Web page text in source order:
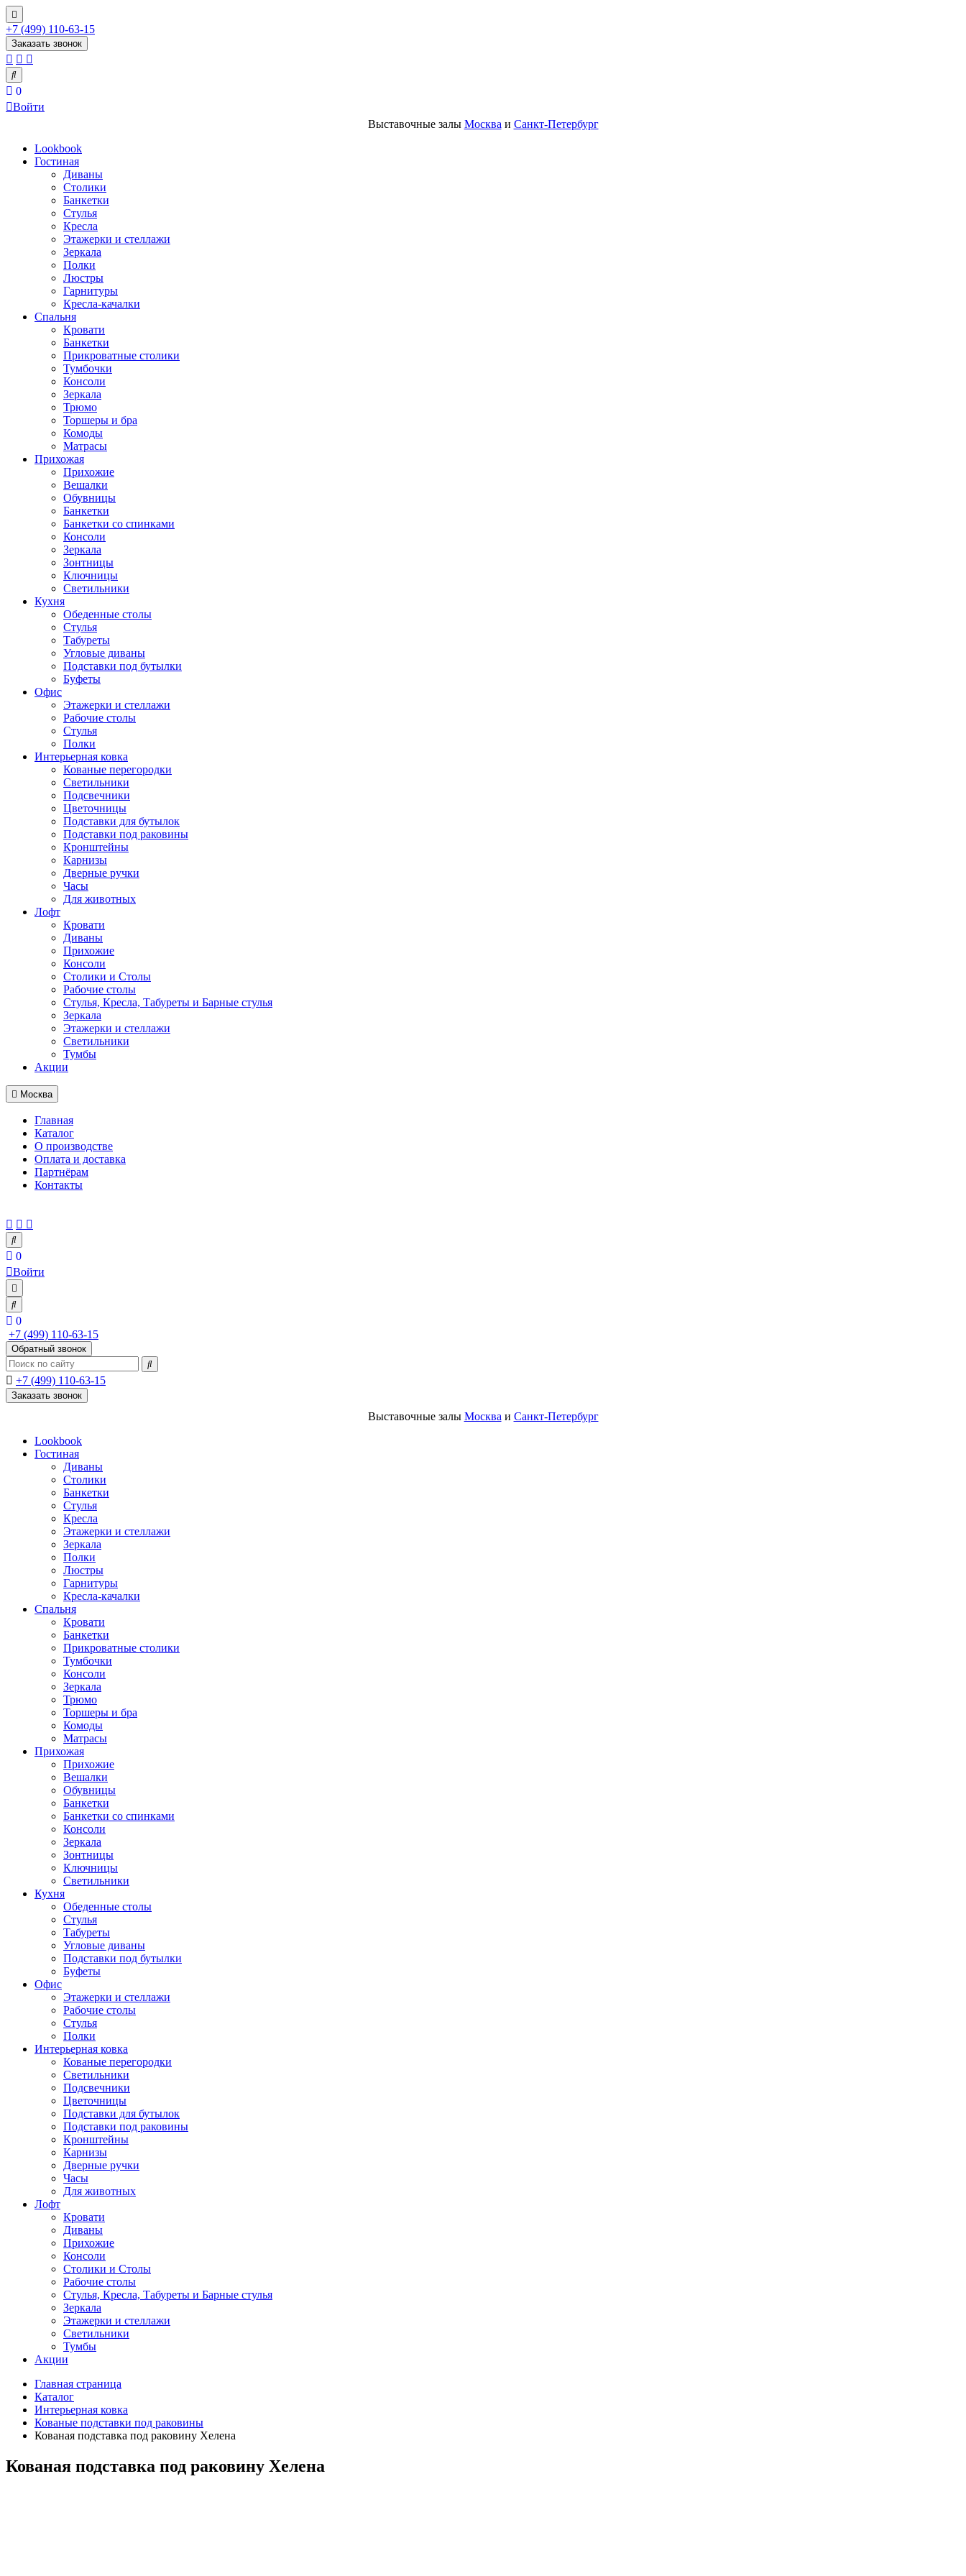
+7 (499) 110-63-15
Заказать звонок
0
Войти
Выставочные залы Москва и Санкт-Петербург
Lookbook
Гостиная
Диваны
Столики
Банкетки
Стулья
Кресла
Этажерки и стеллажи
Зеркала
Полки
Люстры
Гарнитуры
Кресла-качалки
Спальня
Кровати
Банкетки
Прикроватные столики
Тумбочки
Консоли
Зеркала
Трюмо
Торшеры и бра
Комоды
Матрасы
Прихожая
Прихожие
Вешалки
Обувницы
Банкетки
Банкетки со спинками
Консоли
Зеркала
Зонтницы
Ключницы
Светильники
Кухня
Обеденные столы
Стулья
Табуреты
Угловые диваны
Подставки под бутылки
Буфеты
Офис
Этажерки и стеллажи
Рабочие столы
Стулья
Полки
Интерьерная ковка
Кованые перегородки
Светильники
Подсвечники
Цветочницы
Подставки для бутылок
Подставки под раковины
Кронштейны
Карнизы
Дверные ручки
Часы
Для животных
Лофт
Кровати
Диваны
Прихожие
Консоли
Столики и Столы
Рабочие столы
Стулья, Кресла, Табуреты и Барные стулья
Зеркала
Этажерки и стеллажи
Светильники
Тумбы
Акции
Москва
Главная
Каталог
О производстве
Оплата и доставка
Партнёрам
Контакты
0
Войти
0
+7 (499) 110-63-15
Обратный звонок
+7 (499) 110-63-15
Заказать звонок
Выставочные залы Москва и Санкт-Петербург
Lookbook
Гостиная
Диваны
Столики
Банкетки
Стулья
Кресла
Этажерки и стеллажи
Зеркала
Полки
Люстры
Гарнитуры
Кресла-качалки
Спальня
Кровати
Банкетки
Прикроватные столики
Тумбочки
Консоли
Зеркала
Трюмо
Торшеры и бра
Комоды
Матрасы
Прихожая
Прихожие
Вешалки
Обувницы
Банкетки
Банкетки со спинками
Консоли
Зеркала
Зонтницы
Ключницы
Светильники
Кухня
Обеденные столы
Стулья
Табуреты
Угловые диваны
Подставки под бутылки
Буфеты
Офис
Этажерки и стеллажи
Рабочие столы
Стулья
Полки
Интерьерная ковка
Кованые перегородки
Светильники
Подсвечники
Цветочницы
Подставки для бутылок
Подставки под раковины
Кронштейны
Карнизы
Дверные ручки
Часы
Для животных
Лофт
Кровати
Диваны
Прихожие
Консоли
Столики и Столы
Рабочие столы
Стулья, Кресла, Табуреты и Барные стулья
Зеркала
Этажерки и стеллажи
Светильники
Тумбы
Акции
Главная страница
Каталог
Интерьерная ковка
Кованые подставки под раковины
Кованая подставка под раковину Хелена
Кованая подставка под раковину Хелена